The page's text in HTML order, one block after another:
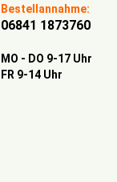
Bestellannahme:
06841 1873760
MO - DO 9-17 Uhr
FR 9-14 Uhr